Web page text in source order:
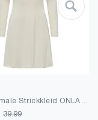
39.99